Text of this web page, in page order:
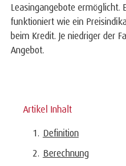
Leasingangebote ermöglicht.
funktioniert wie ein
beim Kredit. Je niedriger der
Angebot.
Artikel Inhalt
Definition
Berechnung